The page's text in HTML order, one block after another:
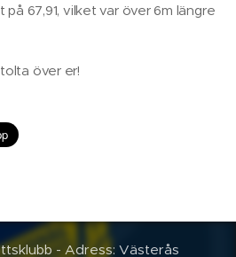
67,91, vilket var över 6m längre
över er!
- Adress: Västerås